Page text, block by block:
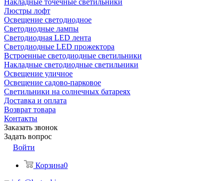
Накладные точечные светильники
Люстры лофт
Освещение светодиодное
Светодиодные лампы
Светодиодная LED лента
Светодиодные LED прожектора
Встроенные светодиодные светильники
Накладные светодиодные светильники
Освещение уличное
Освещение садово-парковое
Светильники на солнечных батареях
Доставка и оплата
Возврат товара
Контакты
Заказать звонок
Задать вопрос
Войти
Корзина0